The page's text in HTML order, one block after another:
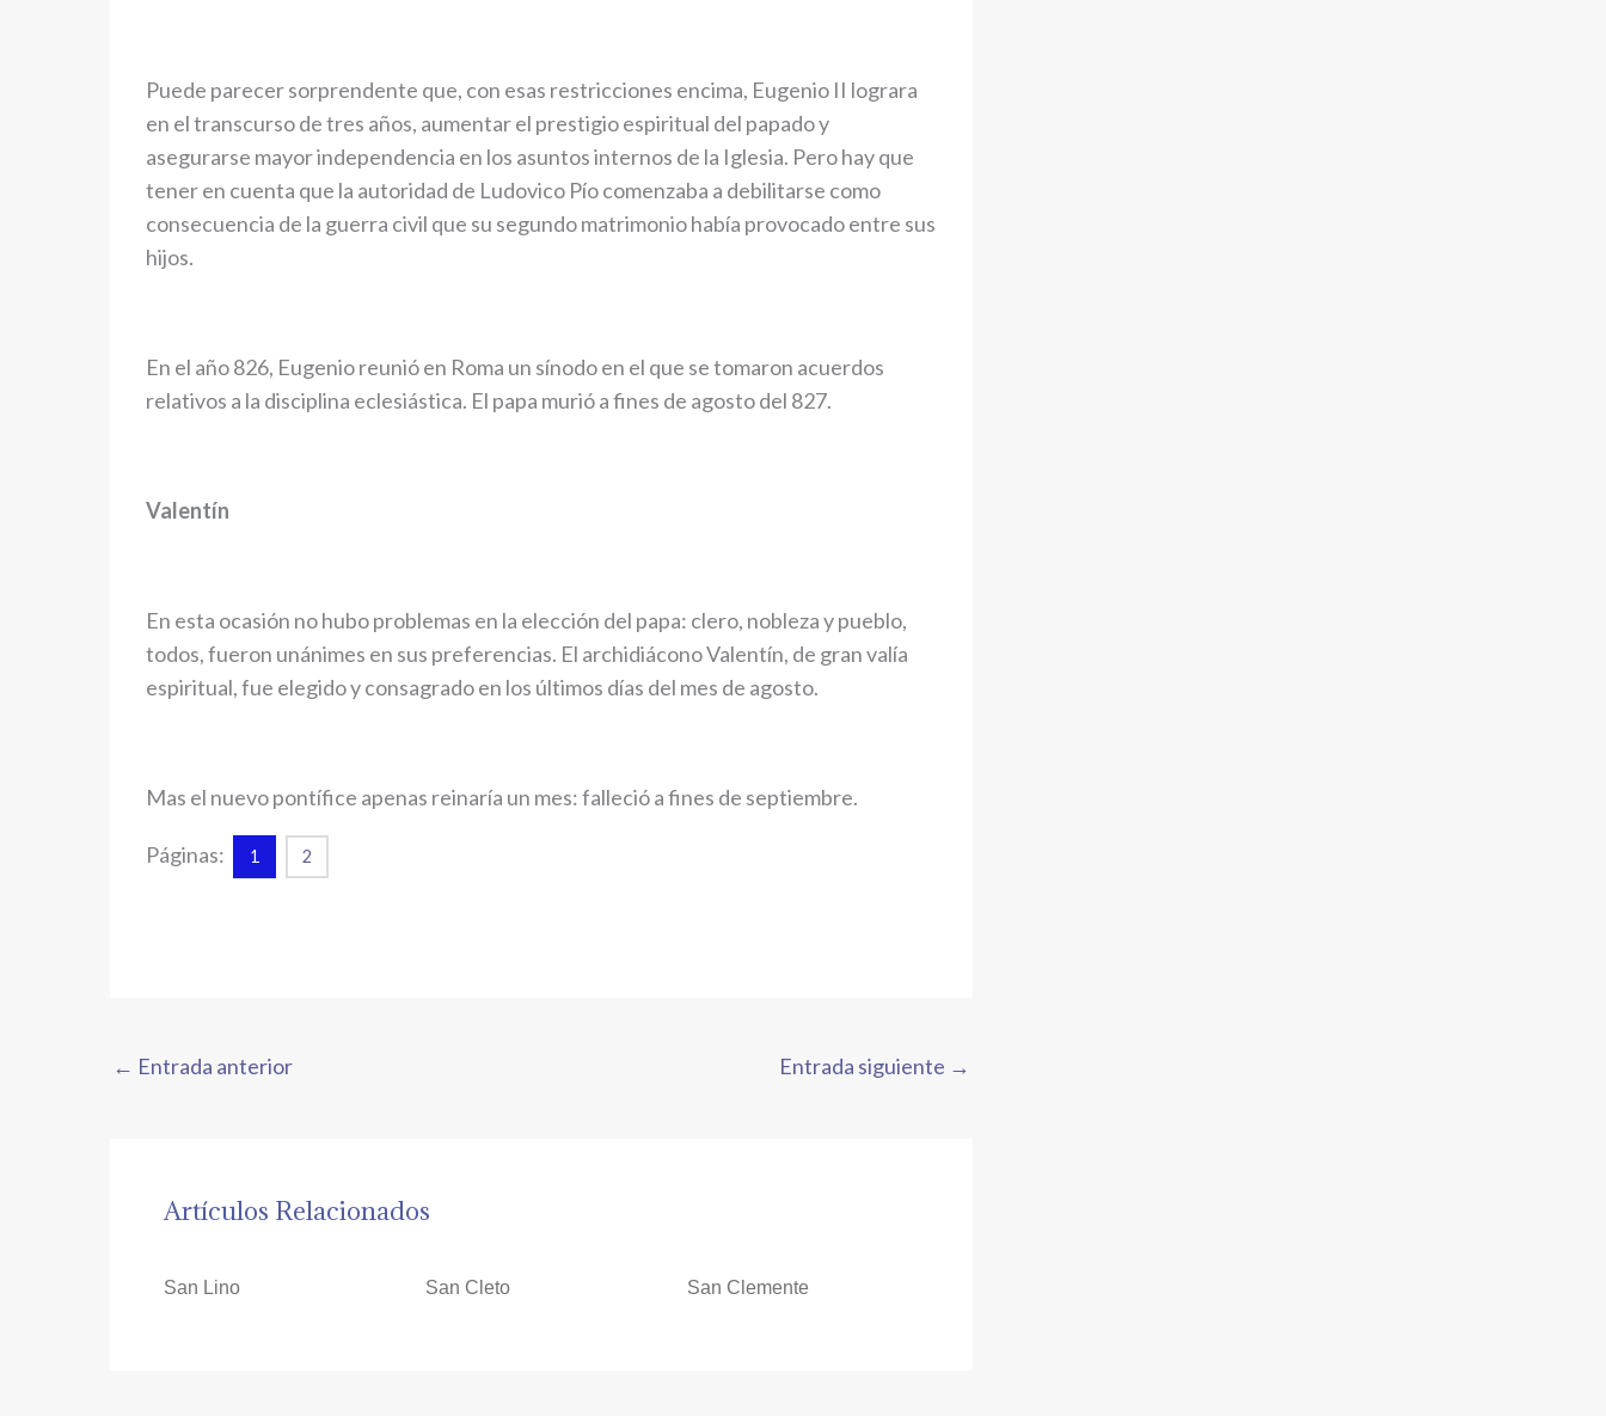
Puede parecer sorprendente que, con esas restricciones encima, Eugenio II lograra
en el transcurso de tres años, aumentar el prestigio espiritual del papado y
asegurarse mayor independencia en los asuntos internos de la Iglesia. Pero hay que
tener en cuenta que la autoridad de Ludovico Pío comenzaba a debilitarse como
consecuencia de la guerra civil que su segundo matrimonio había provocado entre sus
hijos.
En el año 826, Eugenio reunió en Roma un sínodo en el que se tomaron acuerdos
relativos a la disciplina eclesiástica. El papa murió a fines de agosto del 827.
Valentín
En esta ocasión no hubo problemas en la elección del papa: clero, nobleza y pueblo,
todos, fueron unánimes en sus preferencias. El archidiácono Valentín, de gran valía
espiritual, fue elegido y consagrado en los últimos días del mes de agosto.
Mas el nuevo pontífice apenas reinaría un mes: falleció a fines de septiembre.
Páginas: 1 2
← Entrada anterior Entrada siguiente →
Artículos Relacionados
San Lino San Cleto San Clemente